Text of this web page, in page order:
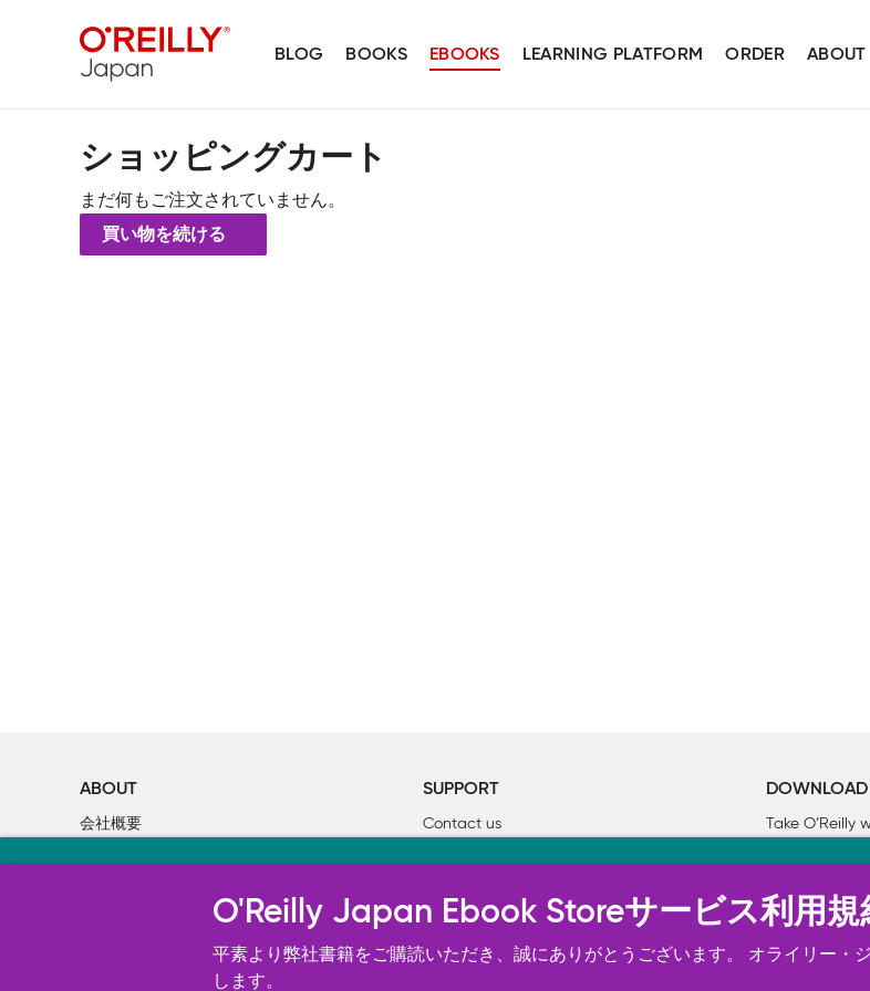
BLOG BOOKS EBOOKS LEARNING PLATFORM ORDER ABOUT
ショッピングカート
まだ何もご注文されていません。
買い物を続ける
ABOUT
会社概要
SUPPORT
Contact us
DOWNLOAD
Take O’Reilly
オライリー・ジャパンのWeb サイトは正常に機能するためにいくつかの Cookie
況の分析、ユーザー・エクスペリエンスの向上、広告宣伝のために、お客様の同
す。 詳細については
O'Reilly Japan Ebook Storeサービス利用規
平素より弊社書籍をご購読いただき、誠にありがとうございます。 オライリー・
します。